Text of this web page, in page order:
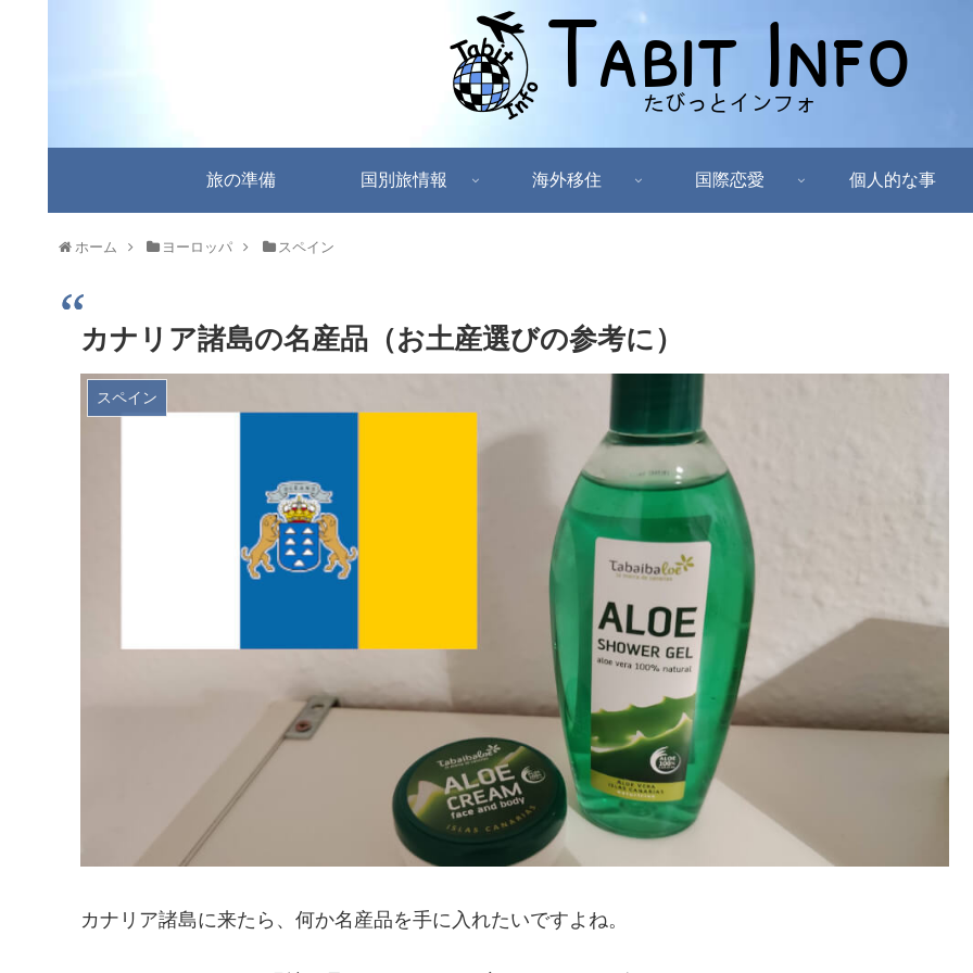
旅の準備 国別旅情報 海外移住 国際恋愛 個人的な事
ホーム ヨーロッパ スペイン
カナリア諸島の名産品（お土産選びの参考に）
スペイン
カナリア諸島に来たら、何か名産品を手に入れたいですよね。